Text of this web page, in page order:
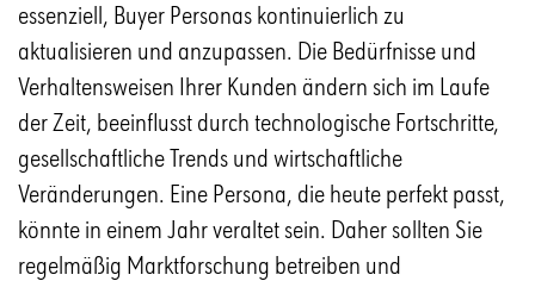
essenziell, Buyer Personas kontinuierlich zu
aktualisieren und anzupassen. Die Bedürfnisse und
Verhaltensweisen Ihrer Kunden ändern sich im Laufe
der Zeit, beeinflusst durch technologische Fortschritte,
gesellschaftliche Trends und wirtschaftliche
Veränderungen. Eine Persona, die heute perfekt passt,
könnte in einem Jahr veraltet sein. Daher sollten Sie
regelmäßig Marktforschung betreiben und